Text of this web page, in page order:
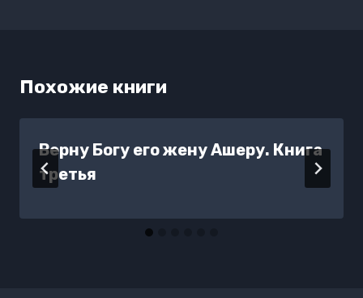
Похожие книги
Верну Богу его жену Ашеру. Книга
третья